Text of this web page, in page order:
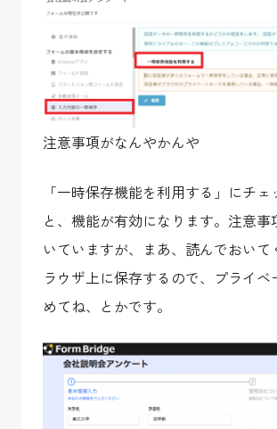
注意事項がなんやかんや
「一時保存機能を利用する」にチェ
と、機能が有効になります。注意事
いていますが、まあ、読んでおいて
ラウザ上に保存するので、プライベ
めてね、とかです。